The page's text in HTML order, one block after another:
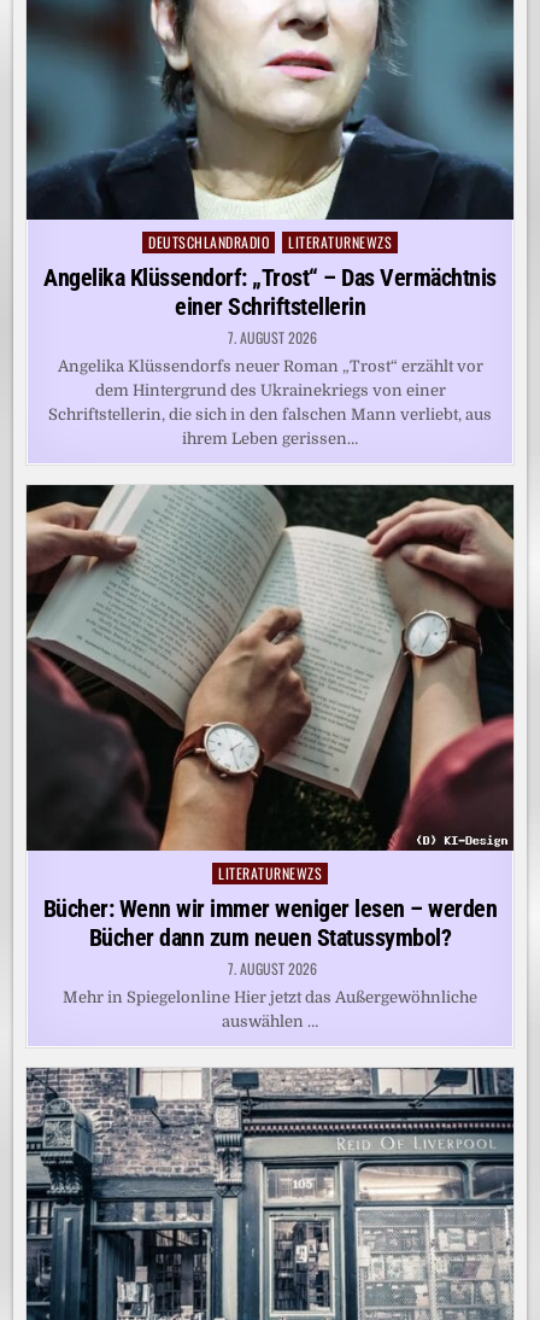
Posted
in
DEUTSCHLANDRADIO LITERATURNEWZS
Angelika Klüssendorf: „Trost“ – Das Vermächtnis
einer Schriftstellerin
7. AUGUST 2026
Angelika Klüssendorfs neuer Roman „Trost“ erzählt vor
dem Hintergrund des Ukrainekriegs von einer
Schriftstellerin, die sich in den falschen Mann verliebt, aus
ihrem Leben gerissen…
Posted
in
LITERATURNEWZS
Bücher: Wenn wir immer weniger lesen – werden
Bücher dann zum neuen Statussymbol?
7. AUGUST 2026
Mehr in Spiegelonline Hier jetzt das Außergewöhnliche
auswählen …